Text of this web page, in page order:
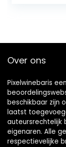
Over ons
Pixelwinebaris
beschikbaar zijn
laatst
auteursrechtelijk
eigenaren. Alle
respectievelijke